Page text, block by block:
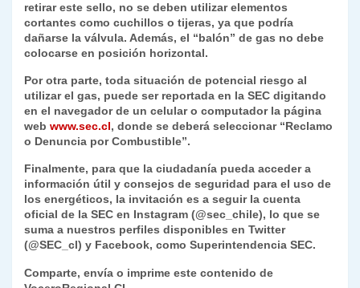
retirar este sello, no se deben utilizar elementos
cortantes como cuchillos o tijeras, ya que podría
dañarse la válvula. Además, el “balón” de gas no debe
colocarse en posición horizontal.
Por otra parte, toda situación de potencial riesgo al
utilizar el gas, puede ser reportada en la SEC digitando
en el navegador de un celular o computador la página
web www.sec.cl, donde se deberá seleccionar “Reclamo
o Denuncia por Combustible”.
Finalmente, para que la ciudadanía pueda acceder a
información útil y consejos de seguridad para el uso de
los energéticos, la invitación es a seguir la cuenta
oficial de la SEC en Instagram (@sec_chile), lo que se
suma a nuestros perfiles disponibles en Twitter
(@SEC_cl) y Facebook, como Superintendencia SEC.
Comparte, envía o imprime este contenido de